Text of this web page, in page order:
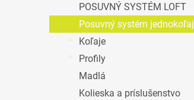
POSUVNÝ SYSTÉM LOFT
Posuvný systém jednokoľaj
Koľaje
Profily
Madlá
Kolieska a príslušenstvo